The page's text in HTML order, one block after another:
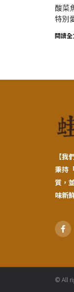
酸菜
特別
閱讀全
【我
秉持
質，
味新
F
a
c
o
k
-
© All